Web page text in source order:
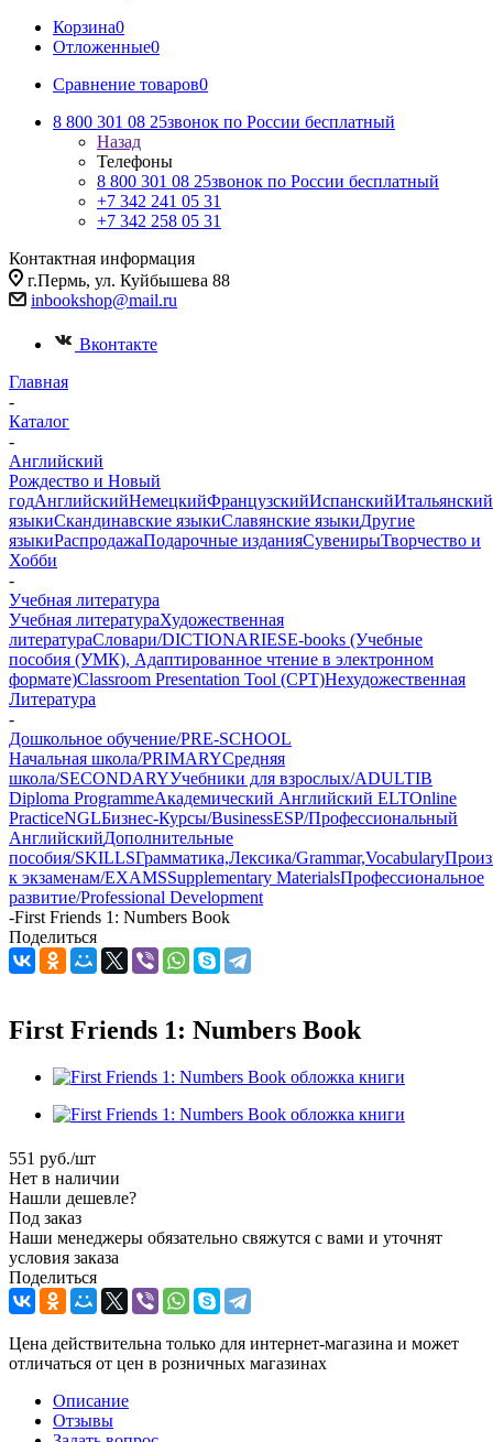
Корзина0
Отложенные0
Сравнение товаров0
8 800 301 08 25звонок по России бесплатный
Назад
Телефоны
8 800 301 08 25звонок по России бесплатный
+7 342 241 05 31
+7 342 258 05 31
Контактная информация
г.Пермь, ул. Куйбышева 88
inbookshop@mail.ru
Вконтакте
Главная
-
Каталог
-
Английский
Рождество и Новый
годАнглийскийНемецкийФранцузскийИспанскийИтальянский
языкиСкандинавские языкиСлавянские языкиДругие
языкиРаспродажаПодарочные изданияСувенирыТворчество и
Хобби
-
Учебная литература
Учебная литератураХудожественная
литератураСловари/DICTIONARIESE-books (Учебные
пособия (УМК), Адаптированное чтение в электронном
формате)Classroom Presentation Tool (CPT)Нехудожественная
Литература
-
Дошкольное обучение/PRE-SCHOOL
Начальная школа/PRIMARYСредняя
школа/SECONDARYУчебники для взрослых/ADULTIB
Diploma ProgrammeАкадемический Английский ELTOnline
PracticeNGLБизнес-Курсы/BusinessESP/Профессиональный
АнглийскийДополнительные
пособия/SKILLSГрамматика,Лексика/Grammar,Vocabulary
к экзаменам/EXAMSSupplementary MaterialsПрофессиональное
развитие/Professional Development
-First Friends 1: Numbers Book
Поделиться
First Friends 1: Numbers Book
551 руб./шт
Нет в наличии
Нашли дешевле?
Под заказ
Наши менеджеры обязательно свяжутся с вами и уточнят
условия заказа
Поделиться
Цена действительна только для интернет-магазина и может
отличаться от цен в розничных магазинах
Описание
Отзывы